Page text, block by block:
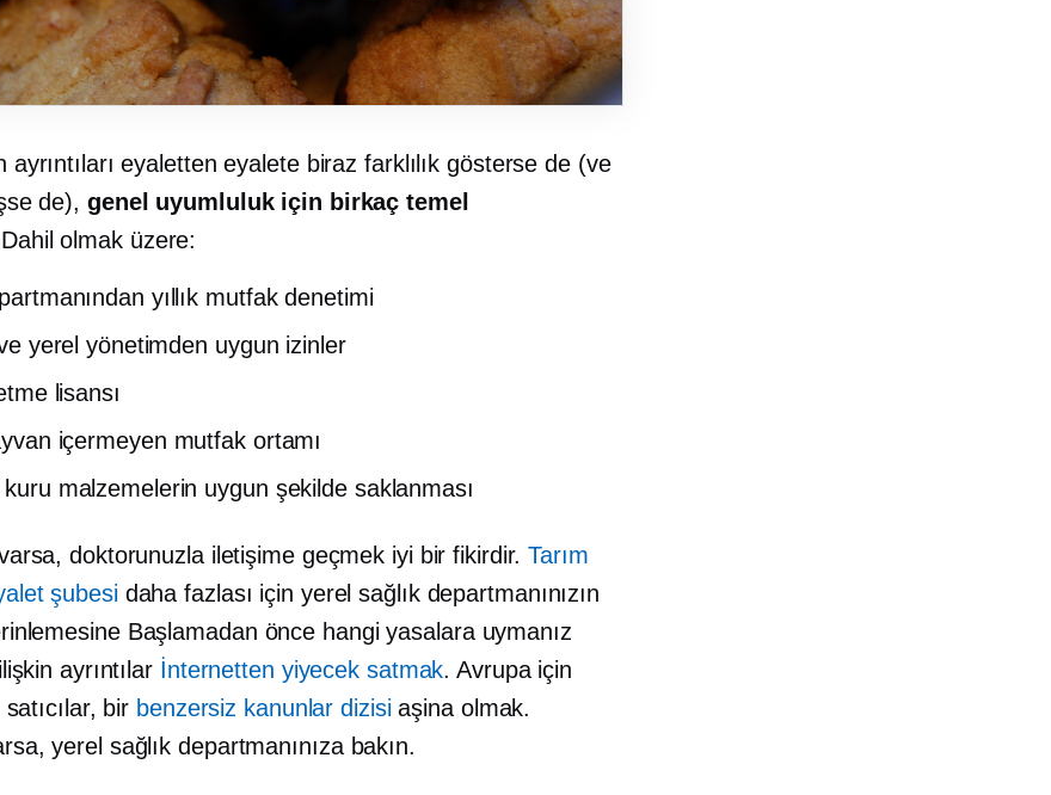
ayrıntıları eyaletten eyalete biraz farklılık gösterse de (ve
de), genel uyumluluk için birkaç temel
Dahil olmak üzere:
yıllık mutfak denetimi
yerel yönetimden uygun izinler
lisansı
içermeyen mutfak ortamı
malzemelerin uygun şekilde saklanması
varsa, doktorunuzla iletişime geçmek iyi bir fikirdir.Tarım
şubesidaha fazlası için yerel sağlık departmanınızın
Başlamadan önce hangi yasalara uymanız
ayrıntılar İnternetten yiyecek satmak. Avrupa için
satıcılar, bir benzersiz kanunlar dizisiaşina olmak.
yerel sağlık departmanınıza bakın.